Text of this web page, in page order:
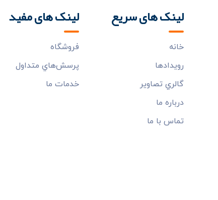
لینک های سریع
خانه
رويدادها
گالري تصاوير
درباره ما
تماس با ما
لینک های مفید
فروشگاه
پرسش‌هاي متداول
خدمات ما